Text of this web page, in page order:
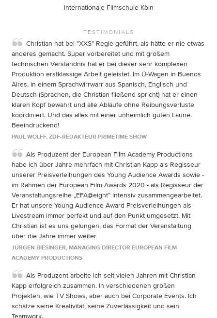
Internationale Filmschule Köln
TESTIMONIALS
Christian hat bei "XXS" Regie geführt, als hätte er nie etwas
anderes gemacht. Super vorbereitet und mit großem
technischen Verständnis hat er bei dieser sehr komplexen
Produktion erstklassige Arbeit geleistet. Im Ü-Wagen in Buenos
Aires, in einem Sprachwirrwarr aus Spanisch, Englisch und
Deutsch (Sprachen, die Christian fließend spricht) hat er einen
klaren Kopf bewahrt und alle Abläufe ohne Reibungsverluste
koordiniert. Und das alles mit einer unheimlich guten Laune.
Beeindruckend!
PAUL WOLFF, ZDF-REDAKTEUR PRIMETIME SHOW
Als Produzent der European Film Academy Productions
habe ich über Jahre mehrfach mit Christian Kapp als Regisseur
unserer Preisverleihungen des Young Audience Awards sowie -
im Rahmen der European Film Awards 2020 - als Regisseur der
Veranstaltungsreihe „EFA@eight“ intensiv zusammengearbeitet.
Er hat unsere Young Audience Award Preisverleihungen als
Livestream immer perfekt und auf den Punkt umgesetzt. Mit
Christian ist es uns gelungen, das Format der Veranstaltung
über die Jahre immer weiter
JÜRGEN BIESINGER, MANAGING DIRECTOR EUROPEAN FILM
ACADEMY PRODUCTIONS
Als Produzent arbeite ich seit vielen Jahren mit Christian
Kapp erfolgreich zusammen. In verschiedenen großen
Projekten, wie TV Shows, aber auch bei Corporate Events. Ich
schätze seine Kreativität, seine Zuverlässigkeit und sein